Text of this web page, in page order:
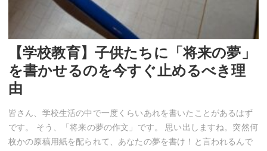
【学校教育】子供たちに「将来の夢」
を書かせるのを今すぐ止めるべき理
由
皆さん、学校生活の中で一度くらいあれを書いたことがあるはず
です。 そう、「将来の夢の作文」です。 思い出しますね。突然何
枚かの原稿用紙を配られて、あなたの夢を書け！と言われるんで